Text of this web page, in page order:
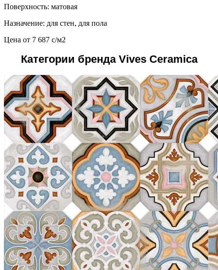
Поверхность: матовая
Назначение: для стен, для пола
Цена от 7 687 c/м2
Категории бренда Vives Ceramica